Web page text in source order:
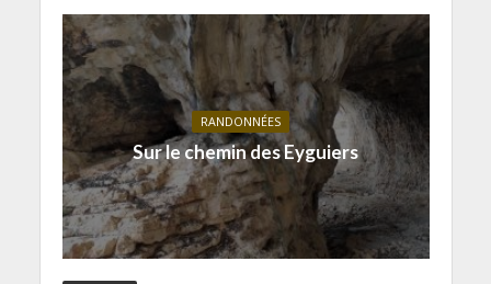
RANDONNÉES
Sur le chemin des Eyguiers